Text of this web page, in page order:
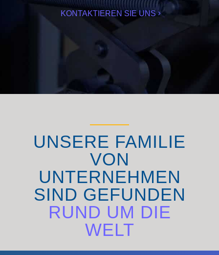
KONTAKTIEREN SIE UNS
UNSERE FAMILIE
VON
UNTERNEHMEN
SIND GEFUNDEN
RUND UM DIE
WELT